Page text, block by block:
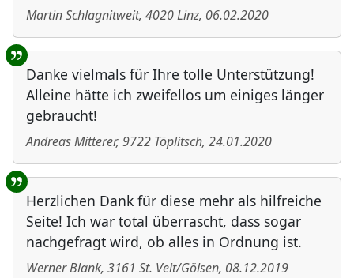
Martin Schlagnitweit, 4020Linz, 06.02.2020
Danke vielmals für Ihre tolle Unterstützung!
Alleine hätte ich zweifellos um einiges länger
gebraucht!
Andreas Mitterer, 9722 Töplitsch, 24.01.2020
Herzlichen Dank für diese mehr als hilfreiche
Seite! Ich war total überrascht, dass sogar
nachgefragt wird, ob alles in Ordnung ist.
Werner Blank, 3161 St. Veit/Gölsen, 08.12.2019